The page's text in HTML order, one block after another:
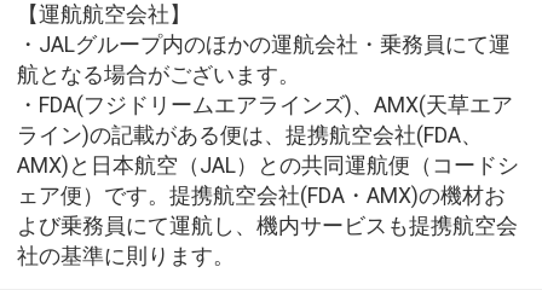
【運航航空会社】
・JALグループ内のほかの運航会社・乗務員にて運
航となる場合がございます。
・FDA(フジドリームエアラインズ)、AMX(天草エア
ライン)の記載がある便は、提携航空会社(FDA、
AMX)と日本航空（JAL）との共同運航便（コードシ
ェア便）です。提携航空会社(FDA・AMX)の機材お
よび乗務員にて運航し、機内サービスも提携航空会
社の基準に則ります。